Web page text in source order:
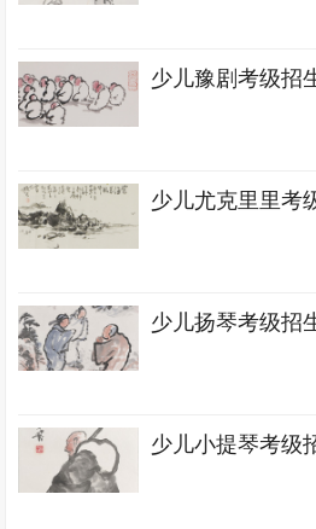
少儿豫剧考级招
少儿尤克里里考
少儿扬琴考级招
少儿小提琴考级